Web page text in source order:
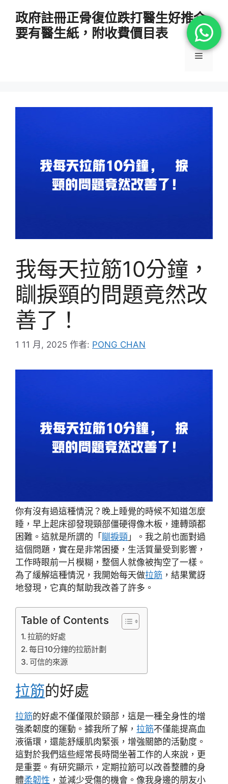
政府註冊正骨復位跌打醫生好推介
要有醫生紙，附收費價目表
選
我每天拉筋10分鐘，
瞓捩頸的問題竟然改
善了！
1 11 月, 2025 作者: PONG CHAN
你有沒有過這種情況？晚上睡覺的時候不知道怎麼
睡，早上起床卻發現頸部僵硬得像木板，連轉頭都
困難。這就是所謂的「瞓捩頸 」。我之前也面對過
這個問題，實在是非常困擾，生活質量受到影響，
工作時眼前一片模糊，整個人就像被掏空了一樣。
為了緩解這種情況，我開始每天做拉筋 ，結果驚訝
地發現，它真的幫助我改善了許多。
Table of Contents
拉筋的好處
每日10分鐘的拉筋計劃
可信的來源
拉筋的好處
拉筋的好處不僅僅限於頸部，這是一種全身性的增
強柔韌度的運動。據我所了解， 拉筋不僅能提高血
液循環，還能舒緩肌肉緊張，增強關節的活動度。
這對於我們這些經常長時間坐著工作的人來說，更
是重要。有研究顯示，定期拉筋可以改善整體的身
體柔韌性 ，並減少受傷的機會。像我身邊的朋友小